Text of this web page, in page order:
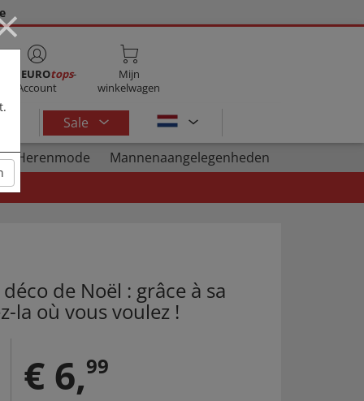
EUROtops-
Account
Mijn
winkelwagen
Sale
Herenmode
Mannenaangelegenheden
de Noël : grâce à sa
la où vous voulez !
€ 6,99